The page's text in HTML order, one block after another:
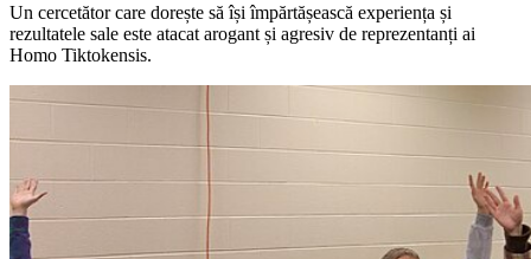
Un cercetător care dorește să își împărtășească experiența și
rezultatele sale este atacat arogant și agresiv de reprezentanți ai
Homo Tiktokensis.